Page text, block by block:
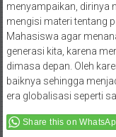
menyampaikan, dirinya
mengisi materi tentang
Mahasiswa agar
generasi kita, karena
dimasa depan. Oleh
baiknya sehingga
era globalisasi seperti
Share this on